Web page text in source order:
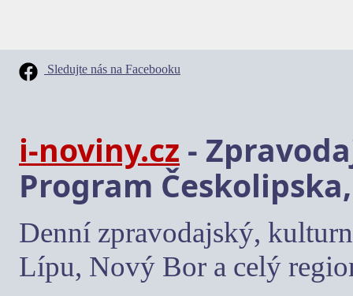
Sledujte nás na Facebooku
i-noviny.cz -
Program
Denní zpravodajský,
Lípu, Nový Bor a celý